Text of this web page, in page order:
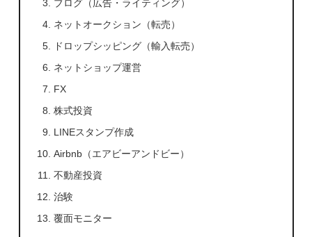
ブログ（広告・ライティング）
ネットオークション（転売）
ドロップシッピング（輸入転売）
ネットショップ運営
FX
株式投資
LINEスタンプ作成
Airbnb（エアビーアンドビー）
不動産投資
治験
覆面モニター